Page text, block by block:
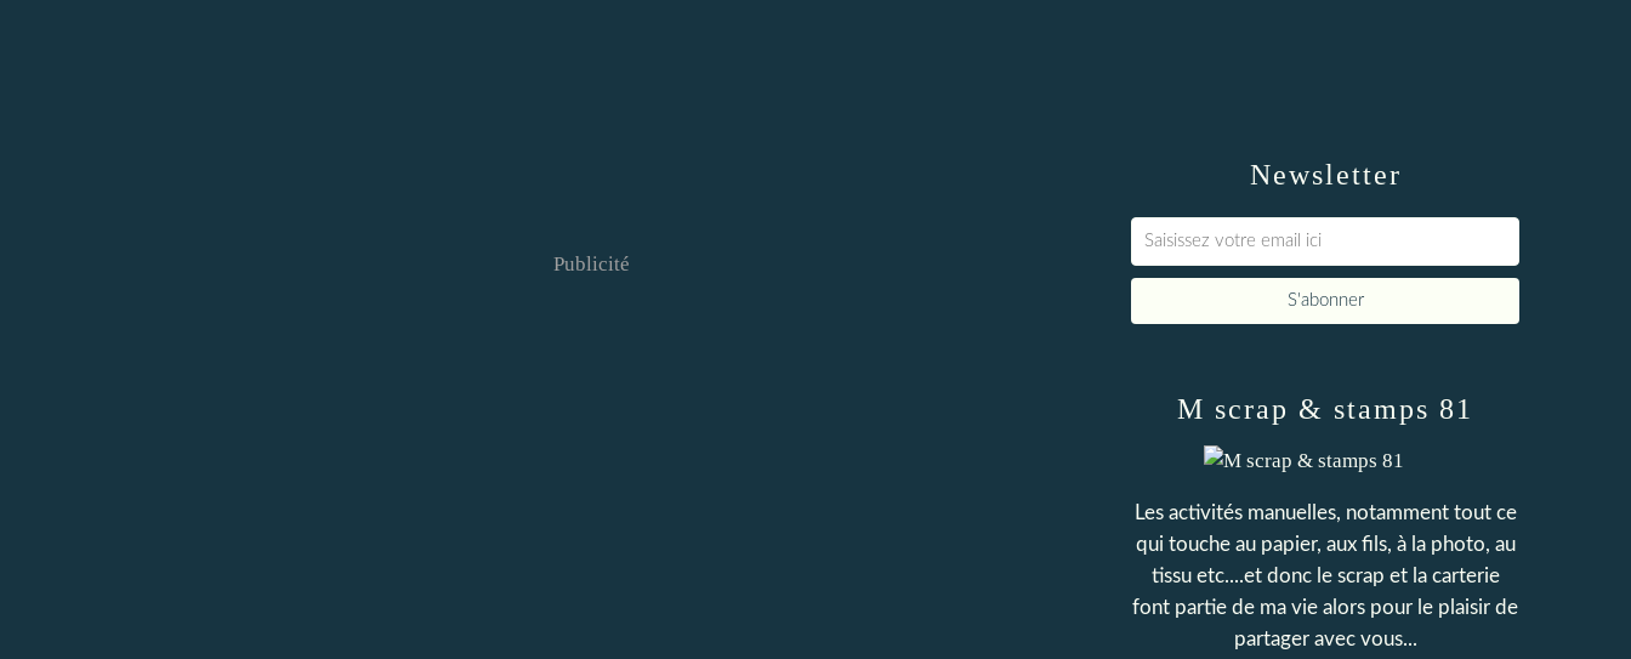
Publicité
Newsletter
M scrap & stamps 81
Les activités manuelles, notamment tout ce
qui touche au papier, aux fils, à la photo, au
tissu etc....et donc le scrap et la carterie
font partie de ma vie alors pour le plaisir de
partager avec vous...